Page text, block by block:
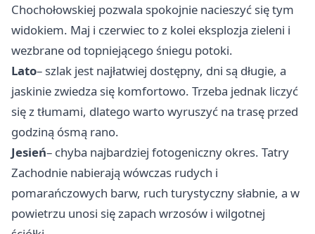
Chochołowskiej pozwala spokojnie nacieszyć się tym
widokiem. Maj i czerwiec to z kolei eksplozja zieleni i
wezbrane od topniejącego śniegu potoki.
Lato– szlak jest najłatwiej dostępny, dni są długie, a
jaskinie zwiedza się komfortowo. Trzeba jednak liczyć
się z tłumami, dlatego warto wyruszyć na trasę przed
godziną ósmą rano.
Jesień– chyba najbardziej fotogeniczny okres. Tatry
Zachodnie nabierają wówczas rudych i
pomarańczowych barw, ruch turystyczny słabnie, a w
powietrzu unosi się zapach wrzosów i wilgotnej